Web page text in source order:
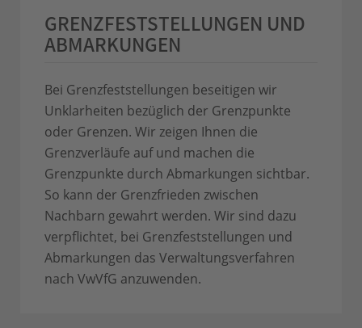
GRENZFEST­STELLUNGEN UND
ABMARKUNGEN
Bei Grenzfeststellungen beseitigen wir
Unklarheiten bezüglich der Grenzpunkte
oder Grenzen. Wir zeigen Ihnen die
Grenzverläufe auf und machen die
Grenzpunkte durch Abmarkungen sichtbar.
So kann der Grenzfrieden zwischen
Nachbarn gewahrt werden. Wir sind dazu
verpflichtet, bei Grenzfeststellungen und
Abmarkungen das Verwaltungsverfahren
nach VwVfG anzuwenden.